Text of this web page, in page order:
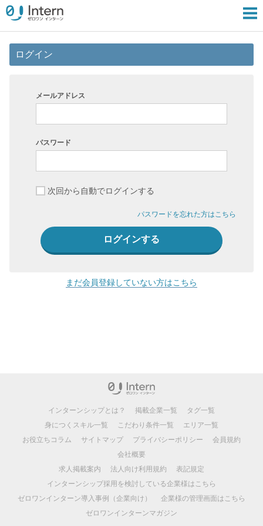
ログイン
メールアドレス
パスワード
次回から自動でログインする
パスワードを忘れた方はこちら
まだ会員登録していない方はこちら
インターンシップとは？ 掲載企業一覧
タグ一覧
身につくスキル一覧
こだわり条件一覧
エリア一覧
お役立ちコラム
サイトマップ プライバシーポリシー
会員規約
会社概要
求人掲載案内
法人向け利用規約
表記規定
インターンシップ採用を検討している企業様はこちら
ゼロワンインターン導入事例（企業向け）
企業様の管理画面はこちら
ゼロワンインターンマガジン